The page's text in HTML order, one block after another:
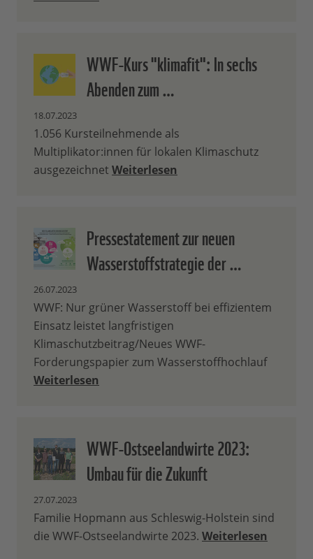
WWF-Kurs "klimafit": In sechs
Abenden zum …
18.07.2023
1.056 Kursteilnehmende als
Multiplikator:innen für lokalen Klimaschutz
ausgezeichnet Weiterlesen
Pressestatement zur neuen
Wasserstoffstrategie der …
26.07.2023
WWF: Nur grüner Wasserstoff bei effizientem
Einsatz leistet langfristigen
Klimaschutzbeitrag/Neues WWF-
Forderungspapier zum Wasserstoffhochlauf
Weiterlesen
WWF-Ostseelandwirte 2023:
Umbau für die Zukunft
27.07.2023
Familie Hopmann aus Schleswig-Holstein sind
die WWF-Ostseelandwirte 2023. Weiterlesen